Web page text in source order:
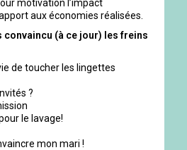
motivation l’impact
aux économies réalisées.
convaincu (à ce jour) les freins
de toucher les lingettes
?
le lavage!
mon mari !